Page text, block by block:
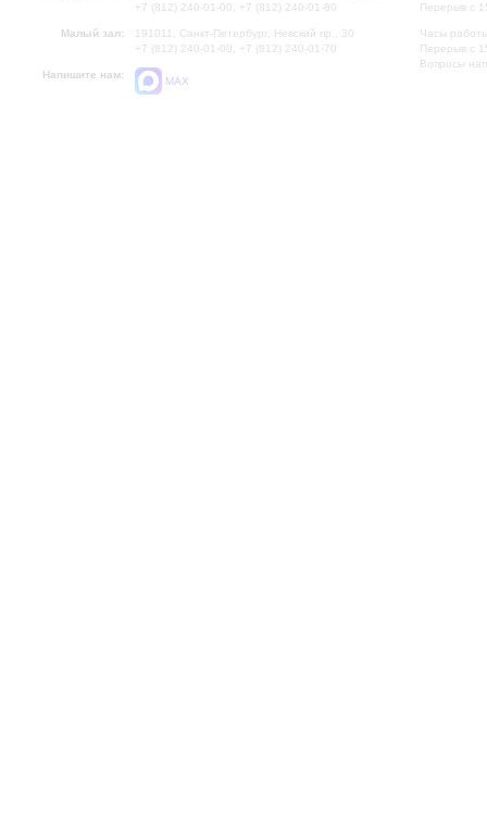
+7 (812) 240-01-00, +7 (812) 240-01-80
Малый зал:
191011, Санкт-Петербург, Невский пр., 30
+7 (812) 240-01-00, +7 (812) 240-01-70
Напишите нам:
MAX
Перерыв с
Часы
Перерыв с
Вопросы